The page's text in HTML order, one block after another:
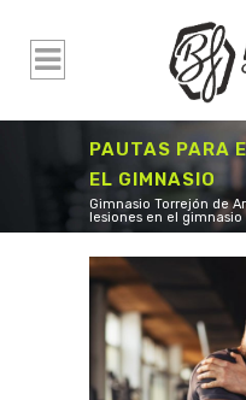
PAUTAS PARA
EL GIMNASIO
Gimnasio Torrejón de
lesiones en el gimnasio